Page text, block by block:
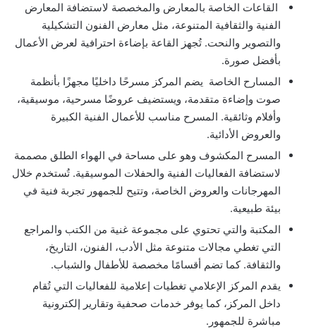
القاعات الخاصة بالمعارض والمخصصة لاستضافة المعارض
الفنية والثقافية المتنوعة، مثل معارض الفنون التشكيلية
والتصوير والنحت. تُجهز القاعة بإضاءة احترافية لعرض الأعمال
بأفضل صورة.
المسارح الخاصة يضم المركز مسرحًا داخليًا مجهزًا بأنظمة
صوت وإضاءة متقدمة، ويستضيف عروضًا مسرحية، موسيقية،
وأفلام وثائقية. المسرح مناسب للأعمال الفنية الكبيرة
والعروض الأدائية.
المسرح المكشوف وهو على مساحة في الهواء الطلق مصممة
لاستضافة الفعاليات الفنية والحفلات الموسيقية. تُستخدم خلال
المهرجانات والعروض الخاصة، وتتيح للجمهور تجربة فنية في
بيئة طبيعية.
المكتبة والتي تحتوي على مجموعة غنية من الكتب والمراجع
التي تغطي مجالات متنوعة مثل الأدب، الفنون، التاريخ،
والثقافة. كما تضم أقسامًا مخصصة للأطفال والشباب.
يقدم المركز الإعلامي تغطيات إعلامية للفعاليات التي تُقام
داخل المركز، كما يوفر خدمات صحفية وتقارير إلكترونية
مباشرة للجمهور.